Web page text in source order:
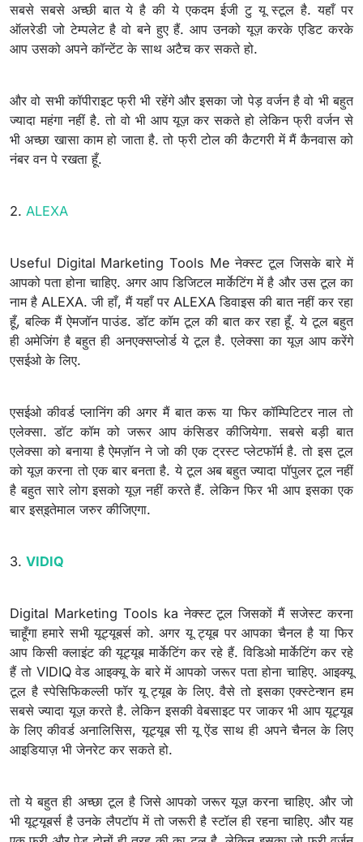
सबसे सबसे अच्छी बात ये है की ये एकदम ईजी टु यू स्टूल है. यहाँ पर
ऑलरेडी जो टेम्पलेट है वो बने हुए हैं. आप उनको यूज़ करके एडिट करके
आप उसको अपने कॉन्टेंट के साथ अटैच कर सकते हो.
और वो सभी कॉपीराइट फ्री भी रहेंगे और इसका जो पेड़ वर्जन है वो भी बहुत
ज्यादा महंगा नहीं है. तो वो भी आप यूज़ कर सकते हो लेकिन फ्री वर्जन से
भी अच्छा खासा काम हो जाता है. तो फ्री टोल की कैटगरी में मैं कैनवास को
नंबर वन पे रखता हूँ.
2. ALEXA
Useful Digital Marketing Tools Me नेक्स्ट टूल जिसके बारे में
आपको पता होना चाहिए. अगर आप डिजिटल मार्केटिंग में है और उस टूल का
नाम है ALEXA. जी हाँ, मैं यहाँ पर ALEXA डिवाइस की बात नहीं कर रहा
हूँ, बल्कि मैं ऐमजॉन पाउंड. डॉट कॉम टूल की बात कर रहा हूँ. ये टूल बहुत
ही अमेजिंग है बहुत ही अनएक्सप्लोर्ड ये टूल है. एलेक्सा का यूज़ आप करेंगे
एसईओ के लिए.
एसईओ कीवर्ड प्लानिंग की अगर मैं बात करू या फिर कॉम्पिटिटर नाल तो
एलेक्सा. डॉट कॉम को जरूर आप कंसिडर कीजियेगा. सबसे बड़ी बात
एलेक्सा को बनाया है ऐमज़ॉन ने जो की एक ट्रस्ट प्लेटफॉर्म है. तो इस टूल
को यूज़ करना तो एक बार बनता है. ये टूल अब बहुत ज्यादा पॉपुलर टूल नहीं
है बहुत सारे लोग इसको यूज़ नहीं करते हैं. लेकिन फिर भी आप इसका एक
बार इस्इतेमाल जरुर कीजिएगा.
3. VIDIQ
Digital Marketing Tools ka नेक्स्ट टूल जिसकों मैं सजेस्ट करना
चाहूँगा हमारे सभी यूट्यूबर्स को. अगर यू ट्यूब पर आपका चैनल है या फिर
आप किसी क्लाइंट की यूट्यूब मार्केटिंग कर रहे हैं. विडिओ मार्केटिंग कर रहे
हैं तो VIDIQ वेड आइक्यू के बारे में आपको जरूर पता होना चाहिए. आइक्यू
टूल है स्पेसिफिकल्ली फॉर यू ट्यूब के लिए. वैसे तो इसका एक्स्टेन्शन हम
सबसे ज्यादा यूज़ करते है. लेकिन इसकी वेबसाइट पर जाकर भी आप यूट्यूब
के लिए कीवर्ड अनालिसिस, यूट्यूब सी यू ऐंड साथ ही अपने चैनल के लिए
आइडियाज़ भी जेनरेट कर सकते हो.
तो ये बहुत ही अच्छा टूल है जिसे आपको जरूर यूज़ करना चाहिए. और जो
भी यूट्यूबर्स है उनके लैपटॉप में तो जरूरी है स्टॉल ही रहना चाहिए. और यह